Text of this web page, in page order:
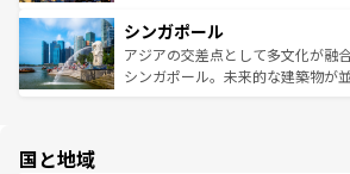
参照してほしい。
激する。気候は一年中温暖で、ど
が待っている。親しみやすいタイ
た文化、そして多様な観光資源が
み、どこを訪れても感動するはず
ており、効率よく見どころを回れ
うな絶景から文化的な体験まで、
シンガポール
アジアの交差点として多文化が融
シンガポール。未来的な建築物が
国と地域